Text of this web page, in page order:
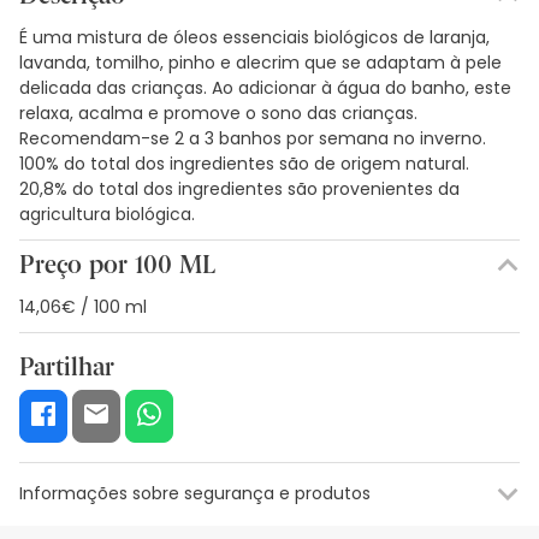
É uma mistura de óleos essenciais biológicos de laranja,
lavanda, tomilho, pinho e alecrim que se adaptam à pele
delicada das crianças. Ao adicionar à água do banho, este
relaxa, acalma e promove o sono das crianças.
Recomendam-se 2 a 3 banhos por semana no inverno.
100% do total dos ingredientes são de origem natural.
20,8% do total dos ingredientes são provenientes da
agricultura biológica.
Preço por 100 ML
14,06€ / 100 ml
Partilhar
Informações sobre segurança e produtos